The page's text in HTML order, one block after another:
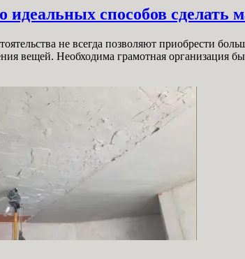
идеальных способов
не всегда позволяют приобрести
вещей. Необходима грамотная организация